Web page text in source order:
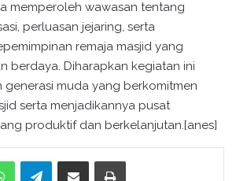
memperoleh wawasan tentang
perluasan jejaring, serta
remaja masjid yang
berdaya. Diharapkan kegiatan ini
generasi muda yang berkomitmen
serta menjadikannya pusat
produktif dan berkelanjutan.[anes]
WhatsApp Telegram